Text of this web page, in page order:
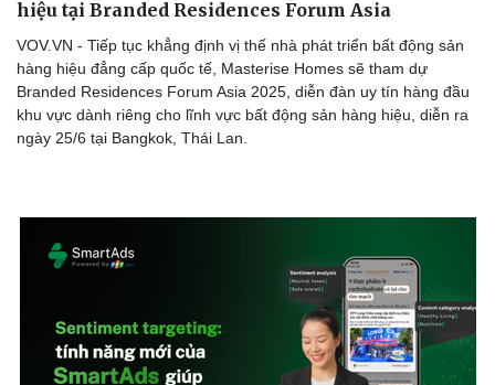
Văn hóa
Sân khấu - Điện ảnh
Văn học
Giải trí
Thời trang
Sao Việt
hiệu tại Branded Residences Forum Asia
VOV.VN - Tiếp tục khẳng định vị thế nhà phát triển bất động sản
hàng hiệu đẳng cấp quốc tế, Masterise Homes sẽ tham dự
Branded Residences Forum Asia 2025, diễn đàn uy tín hàng đầu
khu vực dành riêng cho lĩnh vực bất động sản hàng hiệu, diễn ra
ngày 25/6 tại Bangkok, Thái Lan.